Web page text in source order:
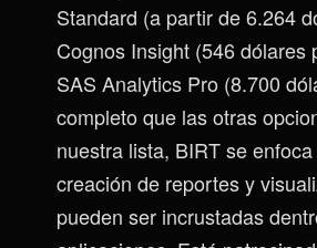
Standard (a partir de 6.264
Cognos Insight (546 dólares
SAS Analytics Pro (8.700
completo que las otras
nuestra lista, BIRT se
creación de reportes y
pueden ser incrustadas